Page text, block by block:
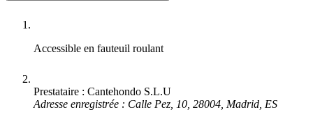
Accessible en fauteuil roulant
Prestataire : Cantehondo S.L.U
Adresse enregistrée : Calle Pez, 10, 28004, Madrid, ES